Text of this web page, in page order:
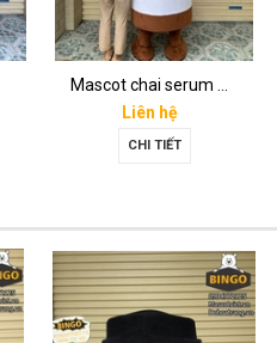
Mascot chai serum Melan tran3x
Liên hệ
CHI TIẾT